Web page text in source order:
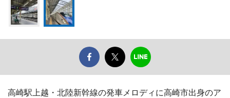
高崎駅上越・北陸新幹線の発車メロディに高崎市出身のア